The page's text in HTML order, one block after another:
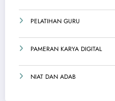
PELATIHAN GURU
PAMERAN KARYA DIGITAL
NIAT DAN ADAB